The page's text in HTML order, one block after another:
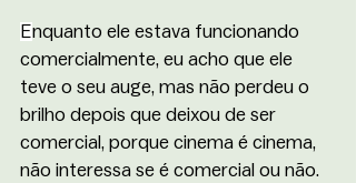
Enquanto ele estava funcionando
comercialmente, eu acho que ele
teve o seu auge, mas não perdeu o
brilho depois que deixou de ser
comercial, porque cinema é cinema,
não interessa se é comercial ou não.